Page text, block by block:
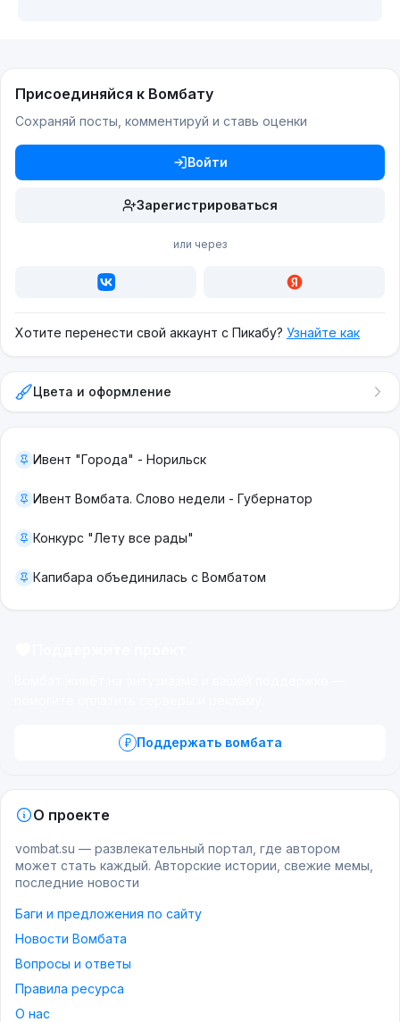
Присоединяйся к Вомбату
Сохраняй посты, комментируй и ставь оценки
Войти
Зарегистрироваться
или через
Хотите перенести свой аккаунт с Пикабу? Узнайте как
Цвета и оформление
Ивент "Города" - Норильск
Ивент Вомбата. Слово недели - Губернатор
Конкурс "Лету все рады"
Капибара объединилась с Вомбатом
Поддержать вомбата
О проекте
vombat.su — развлекательный портал, где автором
может стать каждый. Авторские истории, свежие мемы,
последние новости
Баги и предложения по сайту
Новости Вомбата
Вопросы и ответы
Правила ресурса
О нас